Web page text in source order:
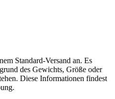
Standard-Versand an. Es
des Gewichts, Größe oder
Diese Informationen findest